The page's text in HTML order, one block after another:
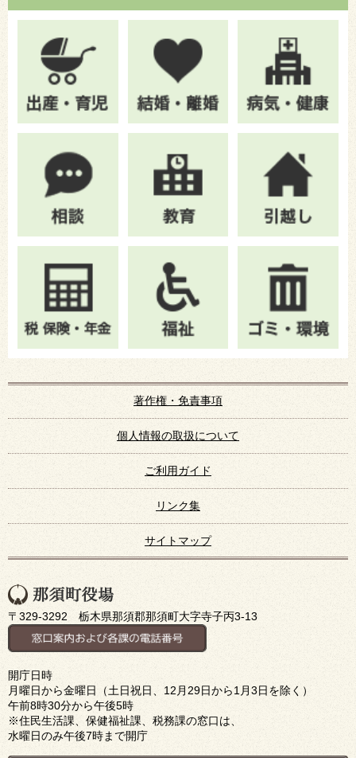
著作権・免責事項
個人情報の取扱について
ご利用ガイド
リンク集
サイトマップ
〒329-3292 栃木県那須郡那須町大字寺子丙3-13
開庁日時
月曜日から金曜日（土日祝日、12月29日から1月3日を除く）
午前8時30分から午後5時
※住民生活課、保健福祉課、税務課の窓口は、
水曜日のみ午後7時まで開庁